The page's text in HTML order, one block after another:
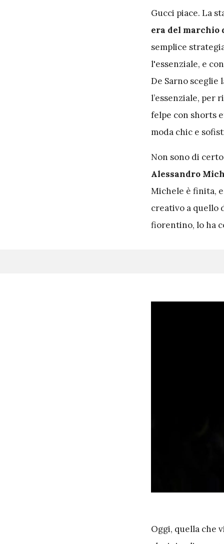
Gucci piace. La
era del marchio
semplice
l'essenziale, e
De Sarno sceglie
l’essenziale, per
felpe con shorts
moda chic e
Non sono di
Alessandro
Michele è finita,
creativo a quello
fiorentino, lo ha
Oggi, quella che